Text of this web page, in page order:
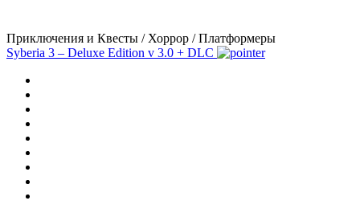
Приключения и Квесты / Хоррор / Платформеры
Syberia 3 – Deluxe Edition v 3.0 + DLC